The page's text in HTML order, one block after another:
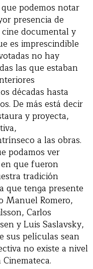
podemos notar
presencia de
documental y
es imprescindible
no hay
las que estaban
décadas hasta
De más está decir
y proyecta,
a las obras.
podamos ver
que fueron
tradición
que tenga presente
Manuel Romero,
Carlos
y Luis Saslavsky,
sus películas sean
no existe a nivel